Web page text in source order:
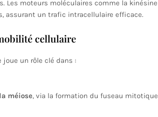
Les moteurs moléculaires comme la
assurant un trafic intracellulaire efficace.
cellulaire
joue un rôle clé dans :
méiose, via la formation du fuseau